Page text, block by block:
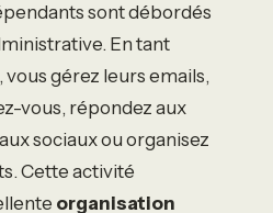
sont débordés
En tant
vous gérez leurs emails,
vous, répondez aux
sociaux ou organisez
Cette activité
organisation